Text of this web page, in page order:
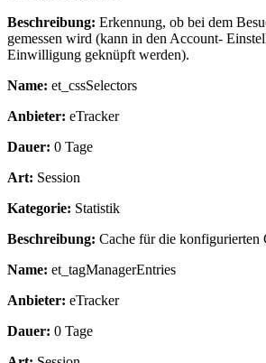
Beschreibung: Erkennung, ob bei dem
gemessen wird (kann in den Account-
Einwilligung geknüpft werden).
Name: et_cssSelectors
Anbieter: eTracker
Dauer: 0 Tage
Art: Session
Kategorie: Statistik
Beschreibung: Cache für die konfigurierten
Name: et_tagManagerEntries
Anbieter: eTracker
Dauer: 0 Tage